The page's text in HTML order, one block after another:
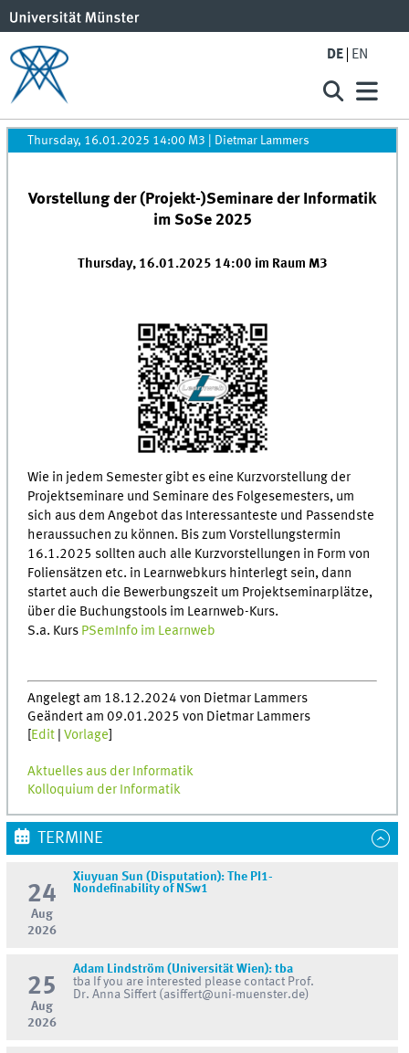
DE EN
Thursday, 16.01.2025 14:00 M3 Dietmar Lammers
Vorstellung der (Projekt-)Seminare der Informatik
im SoSe 2025
Thursday, 16.01.2025 14:00 im Raum M3
Wie in jedem Semester gibt es eine Kurzvorstellung der
Projektseminare und Seminare des Folgesemesters, um
sich aus dem Angebot das Interessanteste und Passendste
heraussuchen zu können. Bis zum Vorstellungstermin
16.1.2025 sollten auch alle Kurzvorstellungen in Form von
Foliensätzen etc. in Learnwebkurs hinterlegt sein, dann
startet auch die Bewerbungszeit um Projektseminarplätze,
über die Buchungstools im Learnweb-Kurs.
S.a. Kurs PSemInfo im Learnweb
Angelegt am 18.12.2024 von Dietmar Lammers
Geändert am 09.01.2025 von Dietmar Lammers
Edit |Vorlage
Aktuelles aus der Informatik
Kolloquium der Informatik
TERMINE
24
Aug
2026
Xiuyuan Sun (Disputation): The PI1-
Nondefinability of NSw1
25
Aug
2026
Adam Lindström (Universität Wien): tba
tba If you are interested please contact Prof.
Dr. Anna Siffert (asiffert@uni-muenster.de)